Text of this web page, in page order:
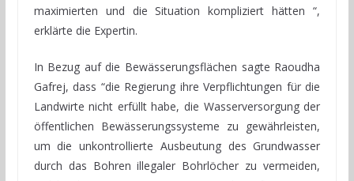
maximierten und die Situation kompliziert hätten “,
erklärte die Expertin.
In Bezug auf die Bewässerungsflächen sagte Raoudha
Gafrej, dass “die Regierung ihre Verpflichtungen für die
Landwirte nicht erfüllt habe, die Wasserversorgung der
öffentlichen Bewässerungssysteme zu gewährleisten,
um die unkontrollierte Ausbeutung des Grundwasser
durch das Bohren illegaler Bohrlöcher zu vermeiden,